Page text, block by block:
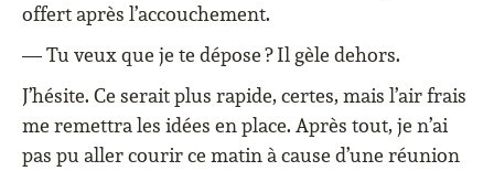
offert après l’accouchement.
— Tu veux que je te dépose ? Il gèle dehors.
J’hésite. Ce serait plus rapide, certes, mais l’air frais
me remettra les idées en place. Après tout, je n’ai
pas pu aller courir ce matin à cause d’une réunion